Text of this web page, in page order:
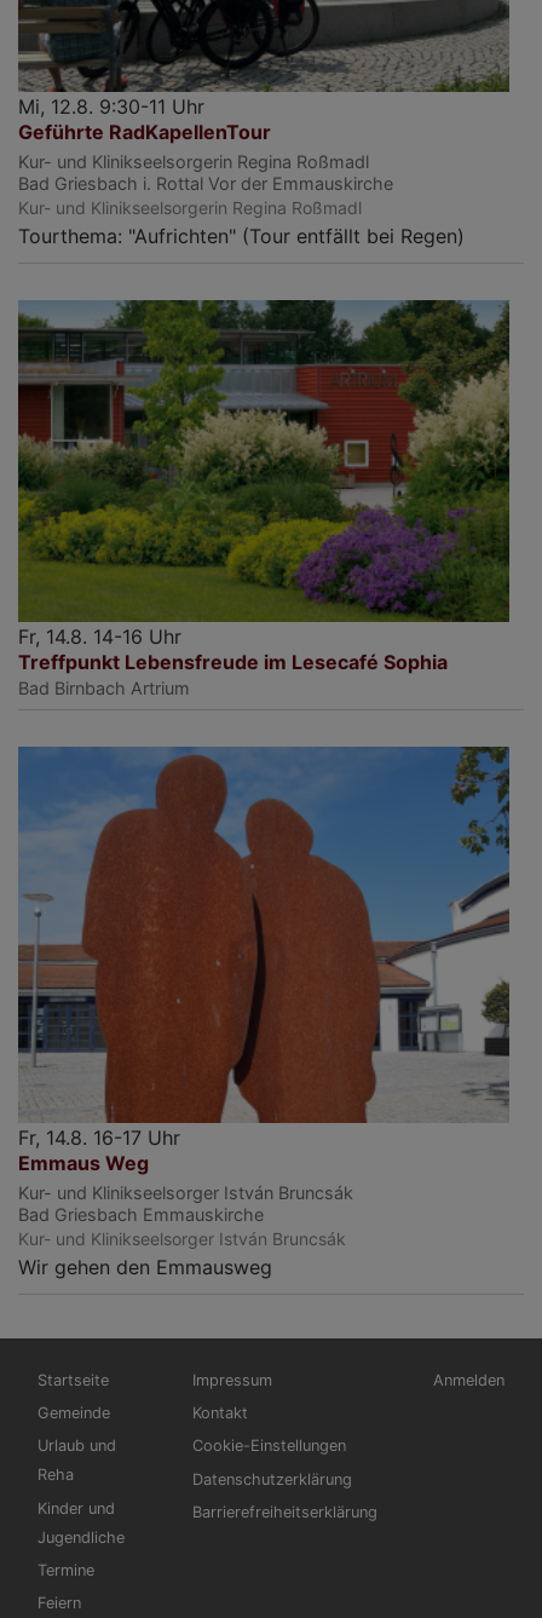
Mi, 12.8. 9:30-11 Uhr
Geführte RadKapellenTour
Kur- und Klinikseelsorgerin Regina Roßmadl
Bad Griesbach i. Rottal Vor der Emmauskirche
Kur- und Klinikseelsorgerin Regina Roßmadl
Tourthema: "Aufrichten" (Tour entfällt bei Regen)
Fr, 14.8. 14-16 Uhr
Treffpunkt Lebensfreude im Lesecafé Sophia
Bad Birnbach Artrium
Fr, 14.8. 16-17 Uhr
Emmaus Weg
Kur- und Klinikseelsorger István Bruncsák
Bad Griesbach Emmauskirche
Kur- und Klinikseelsorger István Bruncsák
Wir gehen den Emmausweg
Hauptnavigation
Startseite
Gemeinde
Urlaub und
Reha
Kinder und
Jugendliche
Termine
Feiern
Fußbereichsmenü
Impressum
Kontakt
Cookie-Einstellungen
Datenschutzerklärung
Barrierefreiheitserklärung
Anmelden